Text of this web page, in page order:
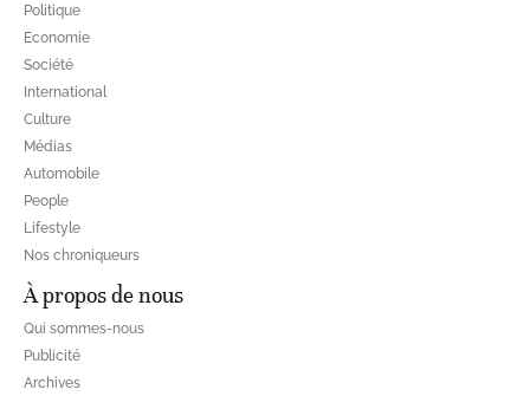
Politique
Economie
Société
International
Culture
Médias
Automobile
People
Lifestyle
Nos chroniqueurs
À propos de nous
Qui sommes-nous
Publicité
Archives